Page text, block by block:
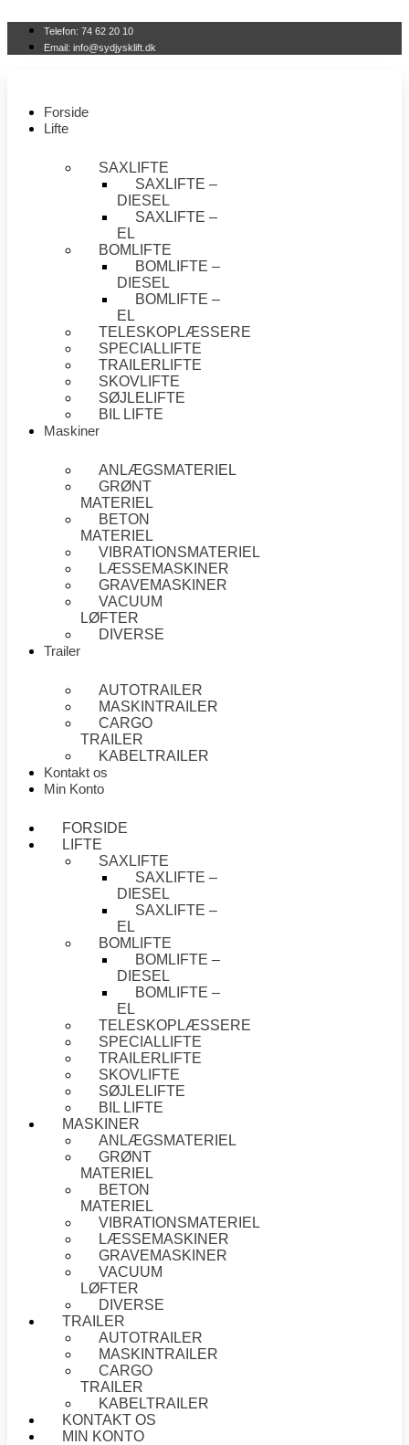
indhold
Telefon: 74 62 20 10
Email: info@sydjysklift.dk
Forside
Lifte
SAXLIFTE
SAXLIFTE –
DIESEL
SAXLIFTE –
EL
BOMLIFTE
BOMLIFTE –
DIESEL
BOMLIFTE –
EL
TELESKOPLÆSSERE
SPECIALLIFTE
TRAILERLIFTE
SKOVLIFTE
SØJLELIFTE
BIL LIFTE
Maskiner
ANLÆGSMATERIEL
GRØNT
MATERIEL
BETON
MATERIEL
VIBRATIONSMATERIEL
LÆSSEMASKINER
GRAVEMASKINER
VACUUM
LØFTER
DIVERSE
Trailer
AUTOTRAILER
MASKINTRAILER
CARGO
TRAILER
KABELTRAILER
Kontakt os
Min Konto
FORSIDE
LIFTE
SAXLIFTE
SAXLIFTE –
DIESEL
SAXLIFTE –
EL
BOMLIFTE
BOMLIFTE –
DIESEL
BOMLIFTE –
EL
TELESKOPLÆSSERE
SPECIALLIFTE
TRAILERLIFTE
SKOVLIFTE
SØJLELIFTE
BIL LIFTE
MASKINER
ANLÆGSMATERIEL
GRØNT
MATERIEL
BETON
MATERIEL
VIBRATIONSMATERIEL
LÆSSEMASKINER
GRAVEMASKINER
VACUUM
LØFTER
DIVERSE
TRAILER
AUTOTRAILER
MASKINTRAILER
CARGO
TRAILER
KABELTRAILER
KONTAKT OS
MIN KONTO